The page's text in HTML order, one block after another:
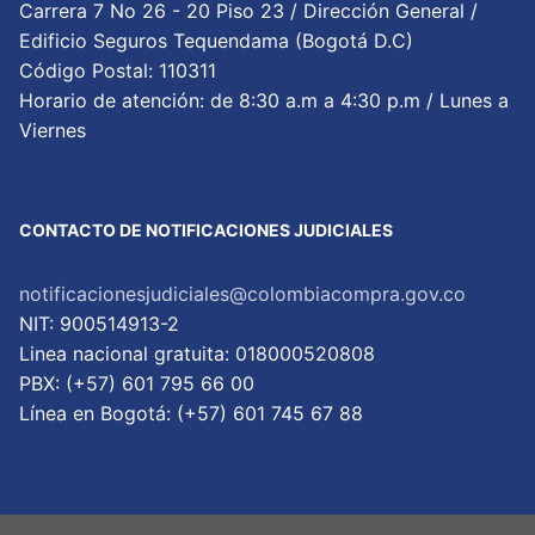
Carrera 7 No 26 - 20 Piso 23 / Dirección General /
Edificio Seguros Tequendama (Bogotá D.C)
Código Postal: 110311
Horario de atención: de 8:30 a.m a 4:30 p.m / Lunes a
Viernes
CONTACTO DE NOTIFICACIONES JUDICIALES
notificacionesjudiciales@colombiacompra.gov.co
NIT: 900514913-2
Linea nacional gratuita: 018000520808
PBX: (+57) 601 795 66 00
Lí­nea en Bogotá: (+57) 601 745 67 88